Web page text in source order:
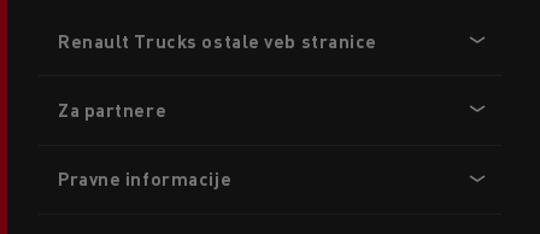
menu
Renault Trucks ostale veb stranice
Za partnere
Pravne informacije